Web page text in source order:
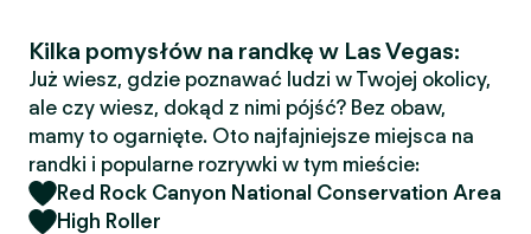
Kilka pomysłów na randkę w Las Vegas:
Już wiesz, gdzie poznawać ludzi w Twojej okolicy,
ale czy wiesz, dokąd z nimi pójść? Bez obaw,
mamy to ogarnięte. Oto najfajniejsze miejsca na
randki i popularne rozrywki w tym mieście:
Red Rock Canyon National Conservation Area
High Roller